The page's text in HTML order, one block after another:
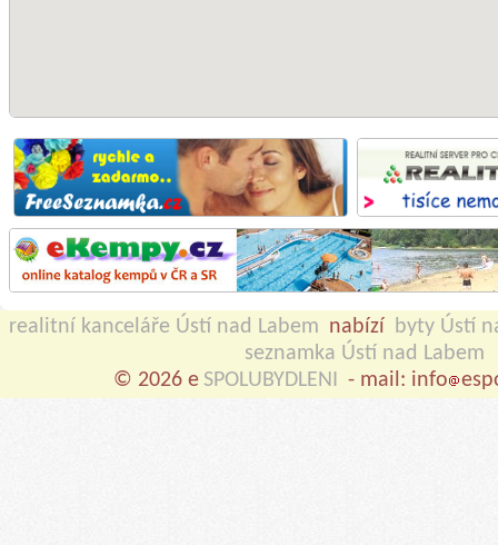
realitní kanceláře Ústí nad Labem nabízí byty Ústí
seznamka Ústí nad Labem
© 2026 e SPOLUBYDLENI - mail: info